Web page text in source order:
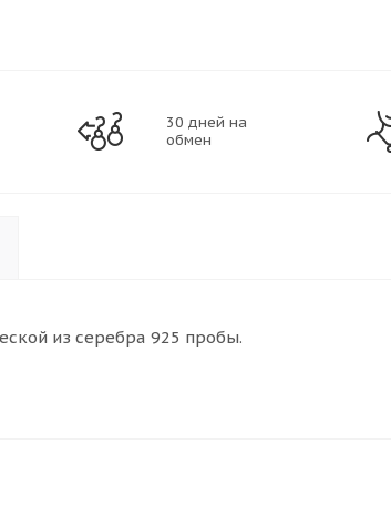
30 дней на
обмен
из серебра 925 пробы.